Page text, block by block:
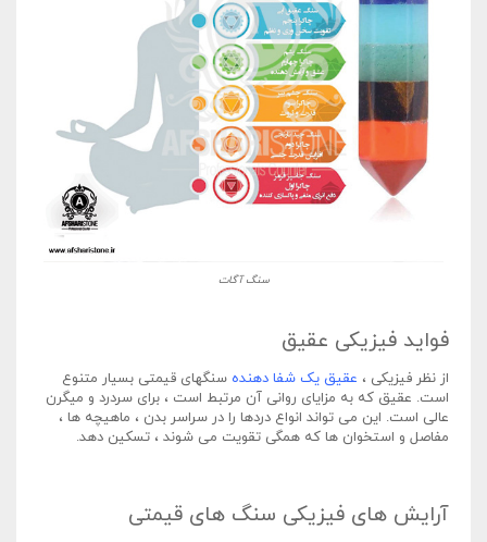
سنگ آگات
فواید فیزیکی عقیق
از نظر فیزیکی ، عقیق یک شفا دهنده سنگهای قیمتی بسیار متنوع
است. عقیق که به مزایای روانی آن مرتبط است ، برای سردرد و میگرن
عالی است. این می تواند انواع دردها را در سراسر بدن ، ماهیچه ها ،
مفاصل و استخوان ها که همگی تقویت می شوند ، تسکین دهد.
آرایش های فیزیکی سنگ های قیمتی